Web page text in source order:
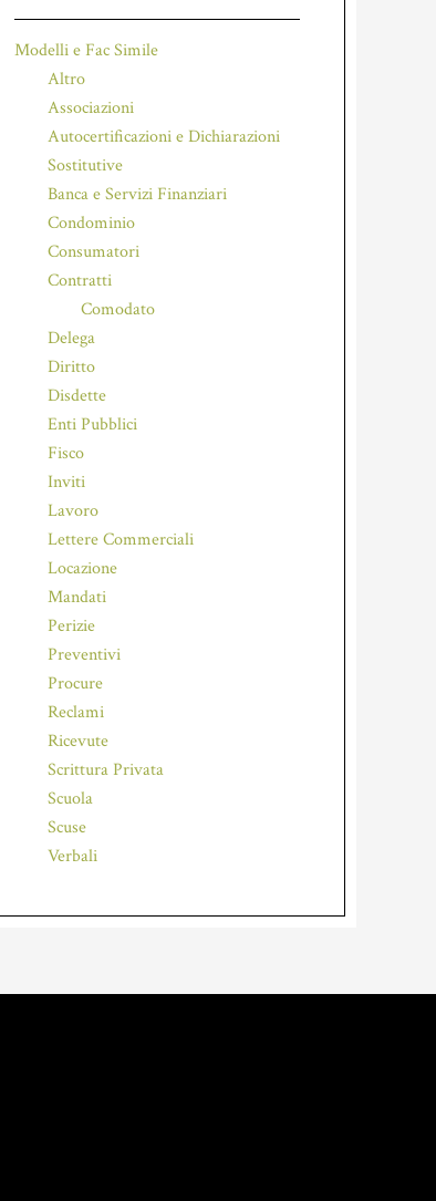
Modelli e Fac Simile
Altro
Associazioni
Autocertificazioni e Dichiarazioni
Sostitutive
Banca e Servizi Finanziari
Condominio
Consumatori
Contratti
Comodato
Delega
Diritto
Disdette
Enti Pubblici
Fisco
Inviti
Lavoro
Lettere Commerciali
Locazione
Mandati
Perizie
Preventivi
Procure
Reclami
Ricevute
Scrittura Privata
Scuola
Scuse
Verbali